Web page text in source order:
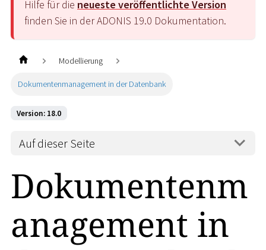
Hilfe für die neueste veröffentlichte Version
finden Sie in der ADONIS 19.0 Dokumentation.
Modellierung
Dokumentenmanagement in der Datenbank
Version: 18.0
Auf dieser Seite
Dokumentenm
anagement in